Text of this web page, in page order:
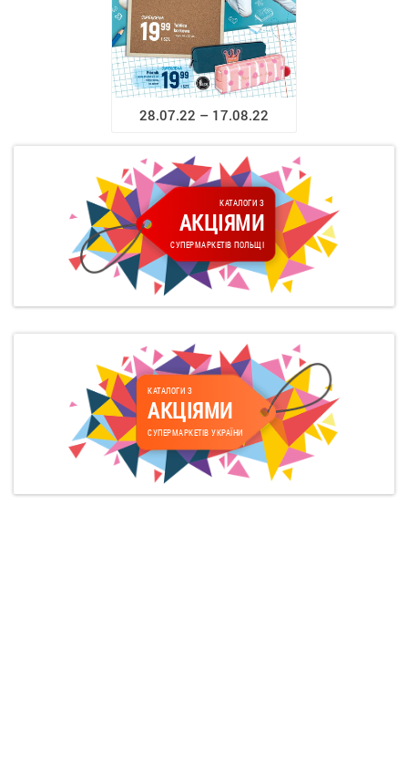
28.07.22 – 17.08.22
КАТАЛОГИ З
АКЦІЯМИ
СУПЕРМАРКЕТІВ ПОЛЬЩІ
КАТАЛОГИ З
АКЦІЯМИ
СУПЕРМАРКЕТІВ УКРАЇНИ